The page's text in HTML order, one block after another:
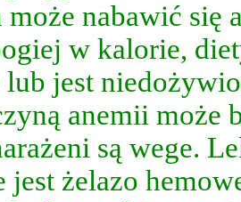
może nabawić
w kalorie,
lub jest
anemii może
są wege.
jest żelazo